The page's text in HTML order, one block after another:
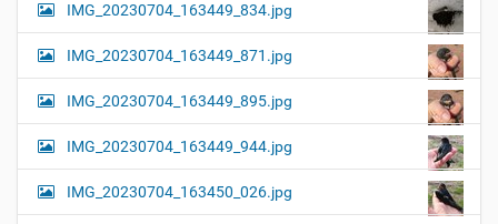
IMG_20230704_163449_834.jpg
IMG_20230704_163449_871.jpg
IMG_20230704_163449_895.jpg
IMG_20230704_163449_944.jpg
IMG_20230704_163450_026.jpg